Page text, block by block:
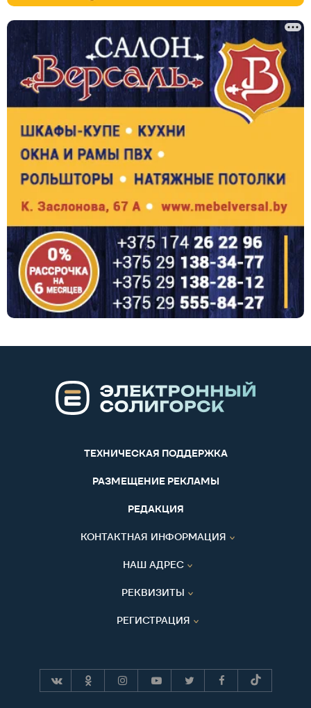
ТЕХНИЧЕСКАЯ ПОДДЕРЖКА
РАЗМЕЩЕНИЕ РЕКЛАМЫ
РЕДАКЦИЯ
КОНТАКТНАЯ ИНФОРМАЦИЯ
НАШ АДРЕС
РЕКВИЗИТЫ
РЕГИСТРАЦИЯ